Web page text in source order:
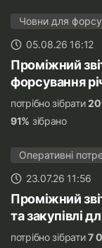
Човни для
05.08.26 16:12
Проміжний
форсування
потрібно зібрати
91% зібрано
Оперативні
23.07.26 11:56
Проміжний
та закупівлі
потрібно зібрати7